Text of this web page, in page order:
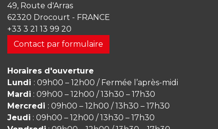
49, Route d'Arras
62320 Drocourt - FRANCE
+33 3 21 13 99 20
Contact par formulaire
Horaires d'ouverture
Lundi : 09h00 – 12h00 / Fermée l’après-midi
Mardi : 09h00 – 12h00 / 13h30 – 17h30
Mercredi : 09h00 – 12h00 / 13h30 – 17h30
Jeudi : 09h00 – 12h00 / 13h30 – 17h30